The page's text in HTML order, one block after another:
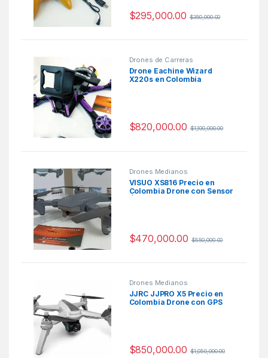
$295,000.00 $350,000.00
Drones de Carreras
Drone Eachine Wizard
X220s en Colombia
$820,000.00 $1,100,000.00
Drones Medianos
VISUO XS816 Precio en
Colombia Drone con Sensor
$470,000.00 $550,000.00
Drones Medianos
JJRC JJPRO X5 Precio en
Colombia Drone con GPS
$850,000.00 $1,050,000.00